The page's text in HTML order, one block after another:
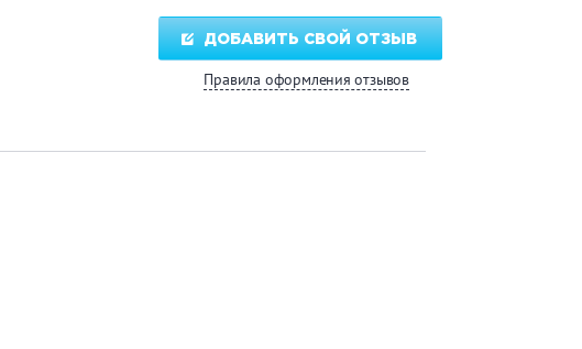
ДОБАВИТЬ СВОЙ ОТЗЫВ
Правила оформления отзывов